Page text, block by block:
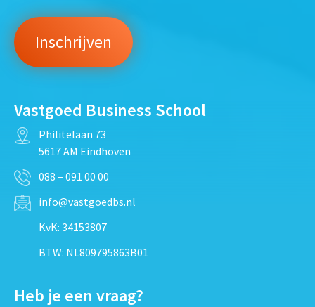
Vastgoed Business School
Philitelaan 73
5617 AM Eindhoven
088 – 091 00 00
info@vastgoedbs.nl
KvK: 34153807
BTW: NL809795863B01
Heb je een vraag?